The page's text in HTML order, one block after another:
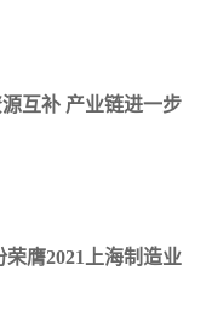
互补 产业链进一步
膺2021上海制造业